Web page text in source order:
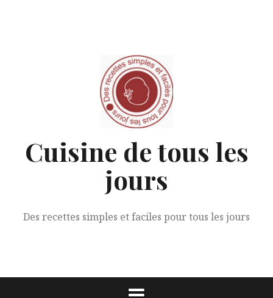
Cuisine de tous les
jours
Des recettes simples et faciles pour tous les jours